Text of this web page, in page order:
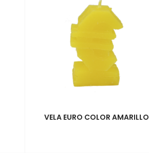
VELA EURO COLOR AMARILLO